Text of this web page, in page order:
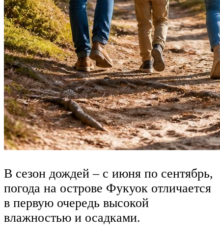
В сезон дождей – с июня по сентябрь,
погода на острове Фукуок отличается
в первую очередь высокой
влажностью и осадками.